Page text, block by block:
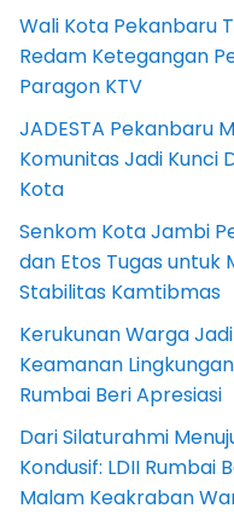
Wali Kota Pekanbaru
Redam Ketegangan
Paragon KTV
JADESTA Pekanbaru
Komunitas Jadi Kunci
Kota
Senkom Kota Jambi
dan Etos Tugas untuk
Stabilitas Kamtibmas
Kerukunan Warga
Keamanan
Rumbai Beri Apresiasi
Dari Silaturahmi
Kondusif: LDII Rumbai
Malam Keakraban